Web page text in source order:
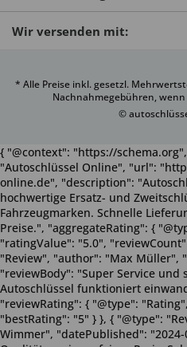
Wir versenden mit:
* Alle Preise inkl. gesetzl.
Nachnahmegebühren,
©
{ "@context": "https://
"Autoschlüssel Online", "url":
online.de", "description":
hochwertige Ersatz- und
Fahrzeugmarken. Schnelle
Preise.", "aggregateRating": {
"ratingValue": "5.0",
"Review", "author": "Max Müller",
"reviewBody": "Super Service und
Autoschlüssel funktioniert
"reviewRating": { "@type":
"bestRating": "5" } }, { "@type":
Wimmer", "datePublished":